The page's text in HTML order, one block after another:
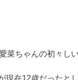
菜ちゃんの初々し
現在12歳だったと